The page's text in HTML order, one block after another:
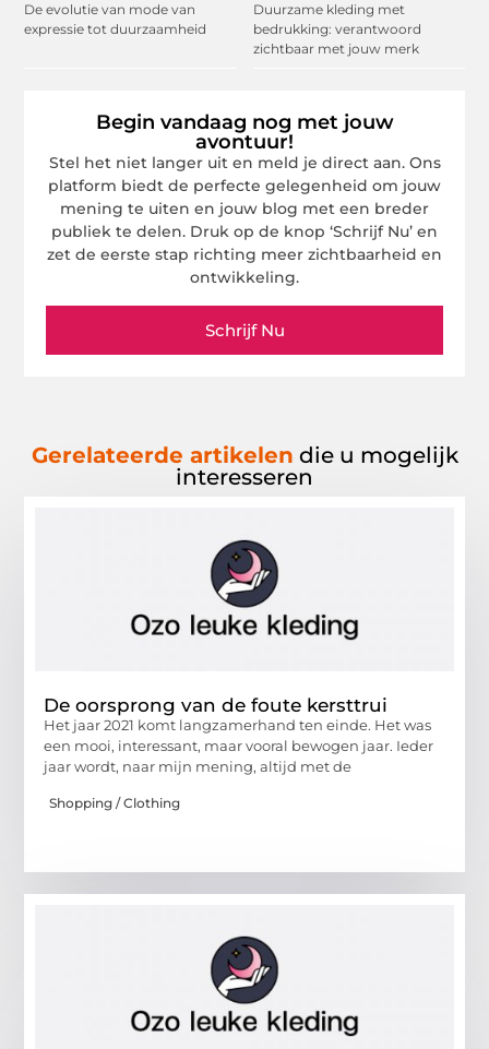
De evolutie van mode van
expressie tot duurzaamheid
Duurzame kleding met
bedrukking: verantwoord
zichtbaar met jouw merk
Begin vandaag nog met jouw
avontuur!
Stel het niet langer uit en meld je direct aan. Ons
platform biedt de perfecte gelegenheid om jouw
mening te uiten en jouw blog met een breder
publiek te delen. Druk op de knop ‘Schrijf Nu’ en
zet de eerste stap richting meer zichtbaarheid en
ontwikkeling.
Schrijf Nu
Gerelateerde artikelen die u mogelijk
interesseren
De oorsprong van de foute kersttrui
Het jaar 2021 komt langzamerhand ten einde. Het was
een mooi, interessant, maar vooral bewogen jaar. Ieder
jaar wordt, naar mijn mening, altijd met de
Shopping / Clothing